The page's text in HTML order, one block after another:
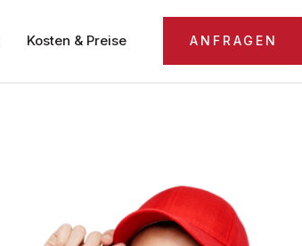
Kosten & Preise ANFRAGEN